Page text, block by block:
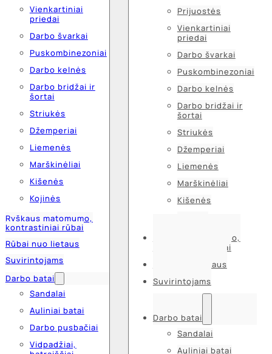
Vienkartiniai
priedai
Darbo švarkai
Puskombinezoniai
Darbo kelnės
Darbo bridžai ir
šortai
Striukės
Džemperiai
Liemenės
Marškinėliai
Kišenės
Kojinės
Ryškaus matomumo,
kontrastiniai rūbai
Rūbai nuo lietaus
Suvirintojams
Darbo batai
Sandalai
Auliniai batai
Darbo pusbačiai
Vidpadžiai,
Prijuostės
Vienkartiniai
priedai
Darbo švarkai
Puskombinezoniai
Darbo kelnės
Darbo bridžai ir
šortai
Striukės
Džemperiai
Liemenės
Marškinėliai
Kišenės
Ryškaus matomumo,
kontrastiniai rūbai
Rūbai nuo lietaus
Suvirintojams
Darbo batai
Sandalai
Auliniai batai